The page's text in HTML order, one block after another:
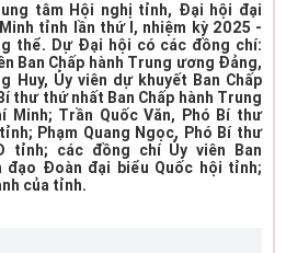
tâm Hội nghị tỉnh, Đại hội đại
tỉnh lần thứ I, nhiệm kỳ 2025 -
thể. Dự Đại hội có các đồng chí:
Ban Chấp hành Trung ương Đảng,
Huy, Ủy viên dự khuyết Ban Chấp
thư thứ nhất Ban Chấp hành Trung
Minh; Trần Quốc Văn, Phó Bí thư
Phạm Quang Ngọc, Phó Bí thư
tỉnh; các đồng chí Ủy viên Ban
đạo Đoàn đại biểu Quốc hội tỉnh;
của tỉnh.